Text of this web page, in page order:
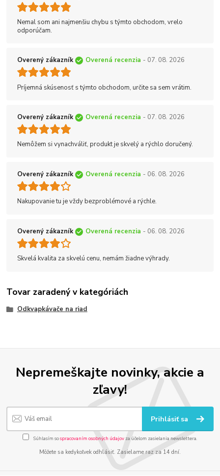
Nemal som ani najmenšiu chybu s týmto obchodom, vrelo
odporúčam.
Overený zákazník Overená recenzia - 07. 08. 2026
Príjemná skúsenosť s týmto obchodom, určite sa sem vrátim.
Overený zákazník Overená recenzia - 07. 08. 2026
Nemôžem si vynachváliť, produkt je skvelý a rýchlo doručený.
Overený zákazník Overená recenzia - 06. 08. 2026
Nakupovanie tu je vždy bezproblémové a rýchle.
Overený zákazník Overená recenzia - 06. 08. 2026
Skvelá kvalita za skvelú cenu, nemám žiadne výhrady.
Tovar zaradený v kategóriách
Odkvapkávače na riad
Nepremeškajte novinky, akcie a
zľavy!
Prihlásiť sa
Súhlasím sospracovaním osobných údajov za účelom zasielania newslettera.
Môžete sa kedykoľvek odhlásiť. Zasielame raz za 14 dní.